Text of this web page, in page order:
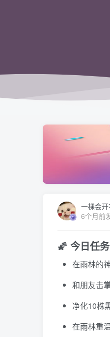
一棵会
6个月前
🌠 今日任务
在雨林的
和朋友击
净化10株
在雨林重